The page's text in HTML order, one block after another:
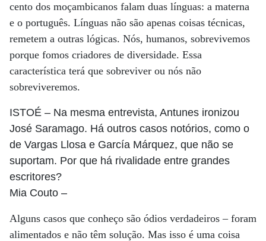
cento dos moçambicanos falam duas línguas: a materna
e o português. Línguas não são apenas coisas técnicas,
remetem a outras lógicas. Nós, humanos, sobrevivemos
porque fomos criadores de diversidade. Essa
característica terá que sobreviver ou nós não
sobreviveremos.
ISTOÉ – Na mesma entrevista, Antunes ironizou
José Saramago. Há outros casos notórios, como o
de Vargas Llosa e García Márquez, que não se
suportam. Por que há rivalidade entre grandes
escritores?
Mia Couto –
Alguns casos que conheço são ódios verdadeiros – foram
alimentados e não têm solução. Mas isso é uma coisa